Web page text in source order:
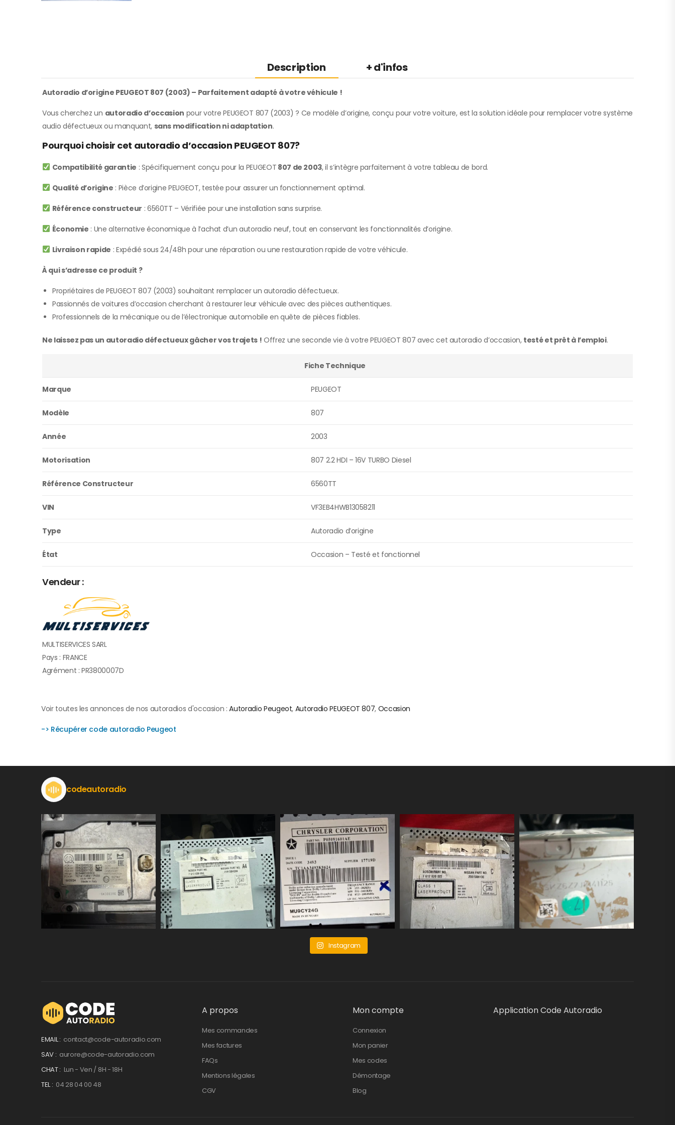
Description + d'infos
Autoradio d’origine PEUGEOT 807 (2003) – Parfaitement adapté à votre véhicule !
Vous cherchez un autoradio d’occasion pour votre PEUGEOT 807 (2003) ? Ce modèle d’origine, conçu pour votre voiture, est la solution idéale pour remplacer votre système
audio défectueux ou manquant, sans modification ni adaptation.
Pourquoi choisir cet autoradio d’occasion PEUGEOT 807?
Compatibilité garantie : Spécifiquement conçu pour la PEUGEOT 807 de 2003, il s’intègre parfaitement à votre tableau de bord.
Qualité d’origine : Pièce d’origine PEUGEOT, testée pour assurer un fonctionnement optimal.
Référence constructeur : 6560TT – Vérifiée pour une installation sans surprise.
Économie : Une alternative économique à l’achat d’un autoradio neuf, tout en conservant les fonctionnalités d’origine.
Livraison rapide : Expédié sous 24/48h pour une réparation ou une restauration rapide de votre véhicule.
À qui s’adresse ce produit ?
Propriétaires de PEUGEOT 807 (2003) souhaitant remplacer un autoradio défectueux.
Passionnés de voitures d’occasion cherchant à restaurer leur véhicule avec des pièces authentiques.
Professionnels de la mécanique ou de l’électronique automobile en quête de pièces fiables.
Ne laissez pas un autoradio défectueux gâcher vos trajets ! Offrez une seconde vie à votre PEUGEOT 807 avec cet autoradio d’occasion, testé et prêt à l’emploi.
Fiche Technique
Marque PEUGEOT
Modèle 807
Année 2003
Motorisation 807 2.2 HDI – 16V TURBO Diesel
Référence Constructeur 6560TT
VIN VF3EB4HWB13058211
Type Autoradio d’origine
État Occasion – Testé et fonctionnel
Vendeur :
MULTISERVICES SARL
Pays : FRANCE
Agrément : PR3800007D
Voir toutes les annonces de nos autoradios d'occasion :Autoradio Peugeot, Autoradio PEUGEOT 807, Occasion
-> Récupérer code autoradio Peugeot
codeautoradio
Instagram
EMAIL : contact@code-autoradio.com
SAV : aurore@code-autoradio.com
CHAT : Lun - Ven / 8H - 18H
TEL : 04 28 04 00 48
A propos
Mes commandes
Mes factures
FAQs
Mentions légales
CGV
Mon compte
Connexion
Mon panier
Mes codes
Démontage
Blog
Application Code Autoradio